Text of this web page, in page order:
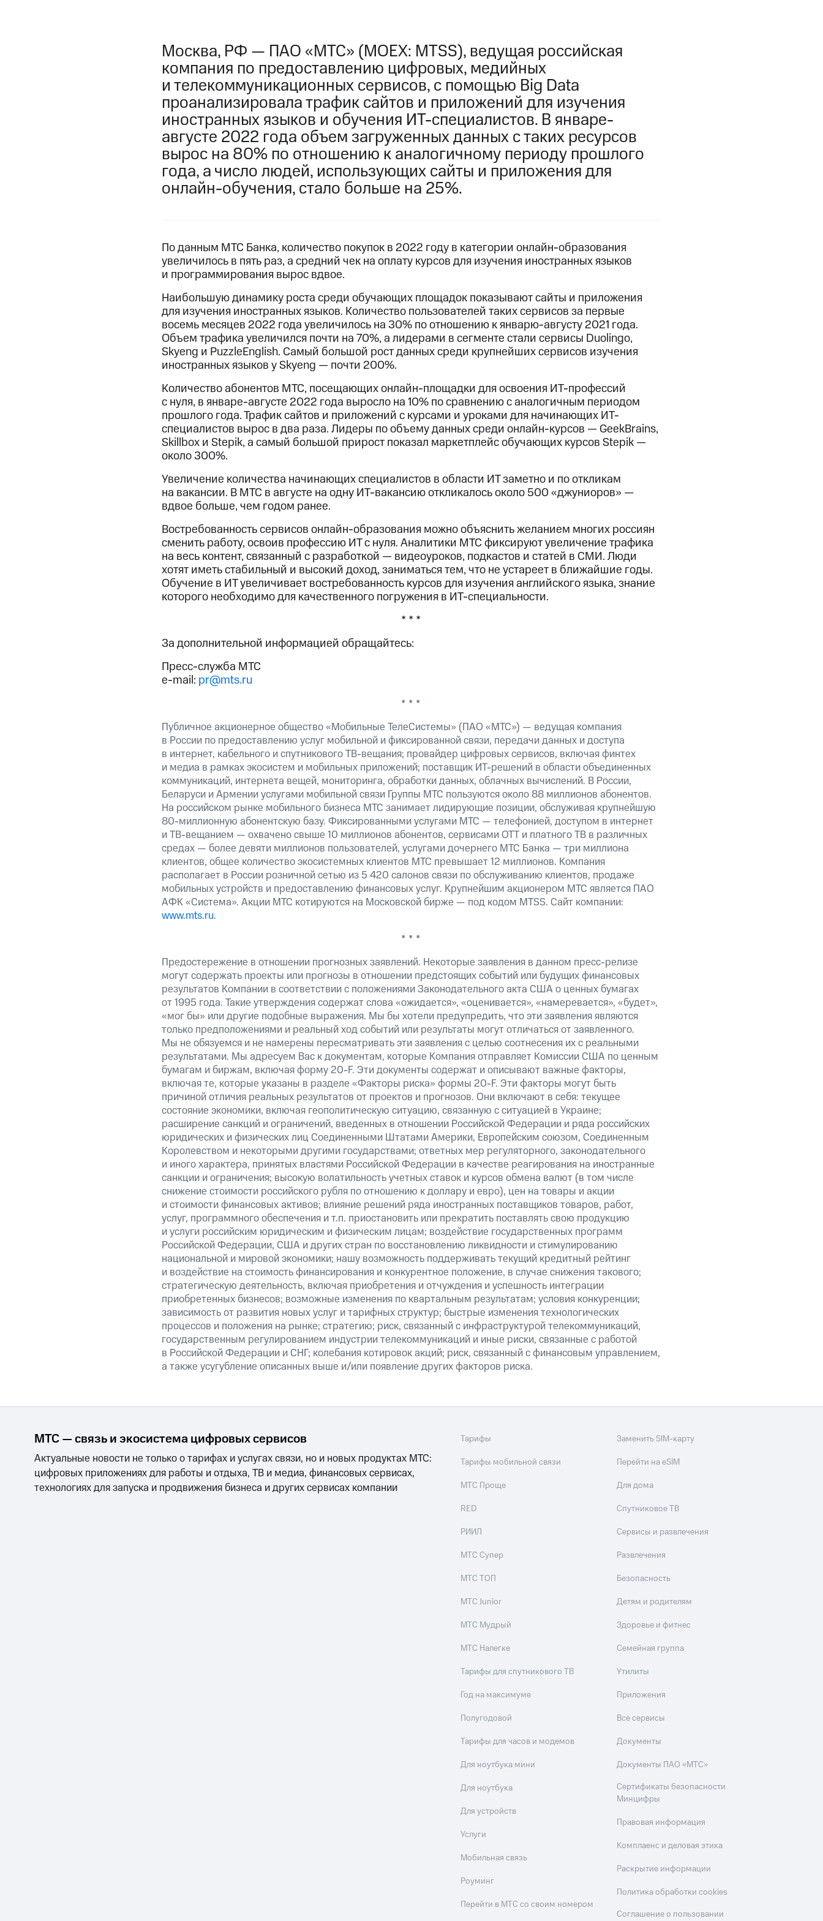
Москва, РФ — ПАО «МТС» (MOEX: MTSS), ведущая российская
компания по предоставлению цифровых, медийных
и телекоммуникационных сервисов, с помощью Big Data
проанализировала трафик сайтов и приложений для изучения
иностранных языков и обучения ИТ-специалистов. В январе-
августе 2022 года объем загруженных данных с таких ресурсов
вырос на 80% по отношению к аналогичному периоду прошлого
года, а число людей, использующих сайты и приложения для
онлайн-обучения, стало больше на 25%.
По данным МТС Банка, количество покупок в 2022 году в категории онлайн-образования
увеличилось в пять раз, а средний чек на оплату курсов для изучения иностранных языков
и программирования вырос вдвое.
Наибольшую динамику роста среди обучающих площадок показывают сайты и приложения
для изучения иностранных языков. Количество пользователей таких сервисов за первые
восемь месяцев 2022 года увеличилось на 30% по отношению к январю-августу 2021 года.
Объем трафика увеличился почти на 70%, а лидерами в сегменте стали сервисы Duolingo,
Skyeng и PuzzleEnglish. Самый большой рост данных среди крупнейших сервисов изучения
иностранных языков у Skyeng — почти 200%.
Количество абонентов МТС, посещающих онлайн-площадки для освоения ИТ-профессий
с нуля, в январе-августе 2022 года выросло на 10% по сравнению с аналогичным периодом
прошлого года. Трафик сайтов и приложений с курсами и уроками для начинающих ИТ-
специалистов вырос в два раза. Лидеры по объему данных среди онлайн-курсов — GeekBrains,
Skillbox и Stepik, а самый большой прирост показал маркетплейс обучающих курсов Stepik —
около 300%.
Увеличение количества начинающих специалистов в области ИТ заметно и по откликам
на вакансии. В МТС в августе на одну ИТ-вакансию откликалось около 500 «джуниоров» —
вдвое больше, чем годом ранее.
Востребованность сервисов онлайн-образования можно объяснить желанием многих россиян
сменить работу, освоив профессию ИТ с нуля. Аналитики МТС фиксируют увеличение трафика
на весь контент, связанный с разработкой — видеоуроков, подкастов и статей в СМИ. Люди
хотят иметь стабильный и высокий доход, заниматься тем, что не устареет в ближайшие годы.
Обучение в ИТ увеличивает востребованность курсов для изучения английского языка, знание
которого необходимо для качественного погружения в ИТ-специальности.
* * *
За дополнительной информацией обращайтесь:
Пресс-служба МТС
e-mail: pr@mts.ru
* * *
Публичное акционерное общество «Мобильные ТелеСистемы» (ПАО «МТС») — ведущая компания
в России по предоставлению услуг мобильной и фиксированной связи, передачи данных и доступа
в интернет, кабельного и спутникового ТВ-вещания; провайдер цифровых сервисов, включая финтех
и медиа в рамках экосистем и мобильных приложений; поставщик ИТ-решений в области объединенных
коммуникаций, интернета вещей, мониторинга, обработки данных, облачных вычислений. В России,
Беларуси и Армении услугами мобильной связи Группы МТС пользуются около 88 миллионов абонентов.
На российском рынке мобильного бизнеса МТС занимает лидирующие позиции, обслуживая крупнейшую
80-миллионную абонентскую базу. Фиксированными услугами МТС — телефонией, доступом в интернет
и ТВ-вещанием — охвачено свыше 10 миллионов абонентов, сервисами OTT и платного ТВ в различных
средах — более девяти миллионов пользователей, услугами дочернего МТС Банка — три миллиона
клиентов, общее количество экосистемных клиентов МТС превышает 12 миллионов. Компания
располагает в России розничной сетью из 5 420 салонов связи по обслуживанию клиентов, продаже
мобильных устройств и предоставлению финансовых услуг. Крупнейшим акционером МТС является ПАО
АФК «Система». Акции МТС котируются на Московской бирже — под кодом MTSS. Сайт компании:
www.mts.ru.
* * *
Предостережение в отношении прогнозных заявлений. Некоторые заявления в данном пресс-релизе
могут содержать проекты или прогнозы в отношении предстоящих событий или будущих финансовых
результатов Компании в соответствии с положениями Законодательного акта США о ценных бумагах
от 1995 года. Такие утверждения содержат слова «ожидается», «оценивается», «намеревается», «будет»,
«мог бы» или другие подобные выражения. Мы бы хотели предупредить, что эти заявления являются
только предположениями и реальный ход событий или результаты могут отличаться от заявленного.
Мы не обязуемся и не намерены пересматривать эти заявления с целью соотнесения их с реальными
результатами. Мы адресуем Вас к документам, которые Компания отправляет Комиссии США по ценным
бумагам и биржам, включая форму 20-F. Эти документы содержат и описывают важные факторы,
включая те, которые указаны в разделе «Факторы риска» формы 20-F. Эти факторы могут быть
причиной отличия реальных результатов от проектов и прогнозов. Они включают в себя: текущее
состояние экономики, включая геополитическую ситуацию, связанную с ситуацией в Украине;
расширение санкций и ограничений, введенных в отношении Российской Федерации и ряда российских
юридических и физических лиц Соединенными Штатами Америки, Европейским союзом, Соединенным
Королевством и некоторыми другими государствами; ответных мер регуляторного, законодательного
и иного характера, принятых властями Российской Федерации в качестве реагирования на иностранные
санкции и ограничения; высокую волатильность учетных ставок и курсов обмена валют (в том числе
снижение стоимости российского рубля по отношению к доллару и евро), цен на товары и акции
и стоимости финансовых активов; влияние решений ряда иностранных поставщиков товаров, работ,
услуг, программного обеспечения и т.п. приостановить или прекратить поставлять свою продукцию
и услуги российским юридическим и физическим лицам; воздействие государственных программ
Российской Федерации, США и других стран по восстановлению ликвидности и стимулированию
национальной и мировой экономики; нашу возможность поддерживать текущий кредитный рейтинг
и воздействие на стоимость финансирования и конкурентное положение, в случае снижения такового;
стратегическую деятельность, включая приобретения и отчуждения и успешность интеграции
приобретенных бизнесов; возможные изменения по квартальным результатам; условия конкуренции;
зависимость от развития новых услуг и тарифных структур; быстрые изменения технологических
процессов и положения на рынке; стратегию; риск, связанный с инфраструктурой телекоммуникаций,
государственным регулированием индустрии телекоммуникаций и иные риски, связанные с работой
в Российской Федерации и СНГ; колебания котировок акций; риск, связанный с финансовым управлением,
а также усугубление описанных выше и/или появление других факторов риска.
МТС — связь и экосистема цифровых сервисов
Актуальные новости не только о тарифах и услугах связи, но и новых продуктах МТС:
цифровых приложениях для работы и отдыха, ТВ и медиа, финансовых сервисах,
технологиях для запуска и продвижения бизнеса и других сервисах компании
Тарифы
Тарифы мобильной связи
МТС Проще
RED
РИИЛ
МТС Супер
МТС ТОП
МТС Junior
МТС Мудрый
МТС Налегке
Тарифы для спутникового ТВ
Год на максимуме
Полугодовой
Тарифы для часов и модемов
Для ноутбука мини
Для ноутбука
Для устройств
Услуги
Мобильная связь
Роуминг
Перейти в МТС со своим номером
Заменить SIM-карту
Перейти на eSIM
Для дома
Спутниковое ТВ
Сервисы и развлечения
Развлечения
Безопасность
Детям и родителям
Здоровье и фитнес
Семейная группа
Утилиты
Приложения
Все сервисы
Документы
Документы ПАО «МТС»
Сертификаты безопасности
Минцифры
Правовая информация
Комплаенс и деловая этика
Раскрытие информации
Политика обработки cookies
Соглашение о пользовании